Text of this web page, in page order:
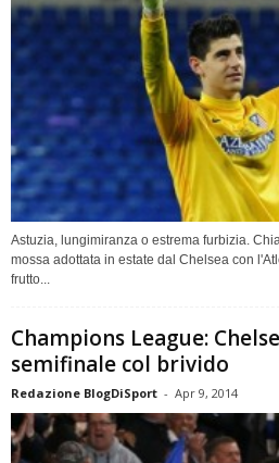
Astuzia, lungimiranza o estrema furbizia.
mossa adottata in estate dal Chelsea con
frutto...
Champions League:
semifinale col brivido
Redazione BlogDiSport - Apr 9, 2014